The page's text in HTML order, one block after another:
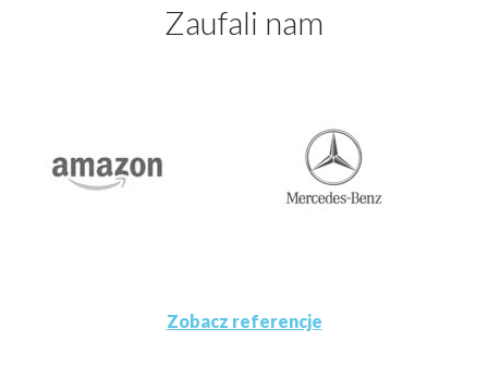
Zaufali nam
Zobacz referencje